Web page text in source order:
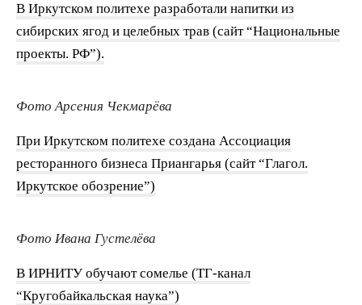
В Иркутском политехе разработали напитки из
сибирских ягод и целебных трав (сайт “Национальные
проекты. РФ”).
Фото Арсения Чекмарёва
При Иркутском политехе создана Ассоциация
ресторанного бизнеса Приангарья (сайт “Глагол.
Иркутское обозрение”)
Фото Ивана Густелёва
В ИРНИТУ обучают сомелье (ТГ-канал
“Кругобайкальская наука”)